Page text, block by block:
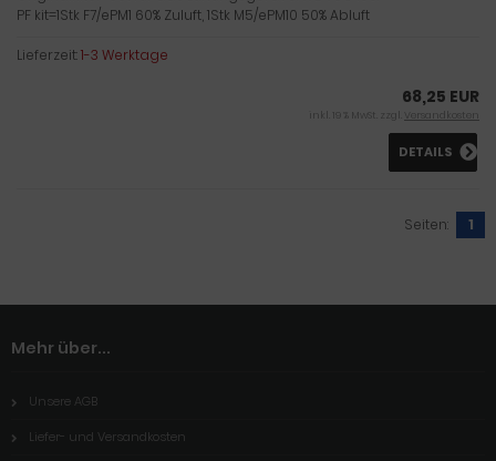
PF kit=1Stk F7/ePM1 60% Zuluft, 1Stk M5/ePM10 50% Abluft
Lieferzeit:1-3 Werktage
68,25 EUR
inkl. 19 % MwSt. zzgl. Versandkosten
DETAILS
Seiten: 1
Mehr über...
Unsere AGB
Liefer- und Versandkosten